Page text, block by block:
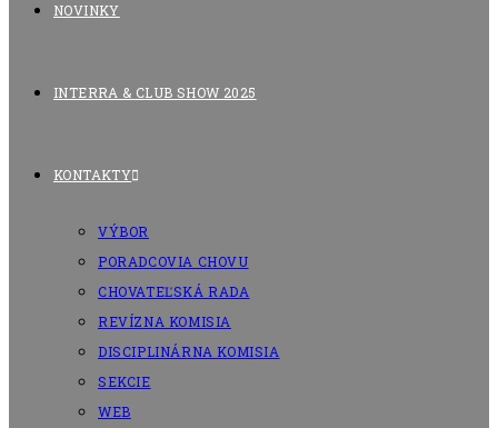
NOVINKY
INTERRA & CLUB SHOW 2025
KONTAKTY
VÝBOR
PORADCOVIA CHOVU
CHOVATEĽSKÁ RADA
REVÍZNA KOMISIA
DISCIPLINÁRNA KOMISIA
SEKCIE
WEB